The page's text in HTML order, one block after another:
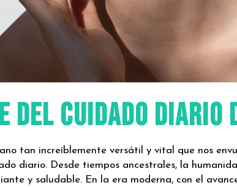
del Cuidado Diario
tan increíblemente versátil y vital que nos
diario. Desde tiempos ancestrales, la
y saludable. En la era moderna, con el